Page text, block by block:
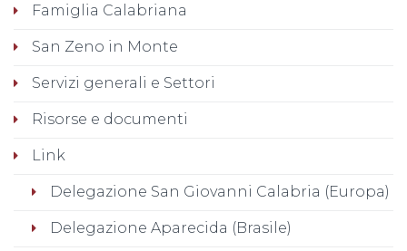
Famiglia Calabriana
San Zeno in Monte
Servizi generali e Settori
Risorse e documenti
Link
Delegazione San Giovanni Calabria (Europa)
Delegazione Aparecida (Brasile)